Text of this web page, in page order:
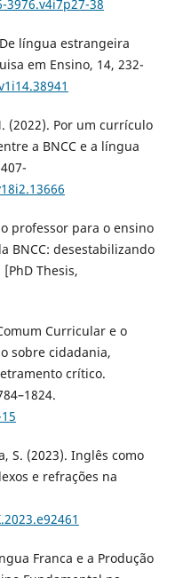
38
língua estrangeira
em Ensino, 14, 232-
(2022). Por um currículo
a BNCC e a língua
professor para o ensino
BNCC: desestabilizando
Thesis,
Curricular e o
sobre cidadania,
crítico.
S. (2023). Inglês como
e refrações na
Franca e a Produção